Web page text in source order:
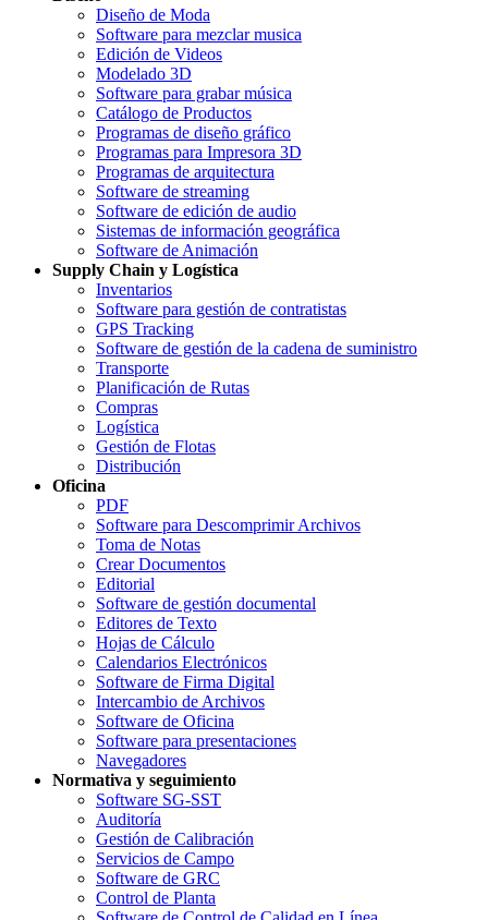
Diseño de Moda
Software para mezclar musica
Edición de Videos
Modelado 3D
Software para grabar música
Catálogo de Productos
Programas de diseño gráfico
Programas para Impresora 3D
Programas de arquitectura
Software de streaming
Software de edición de audio
Sistemas de información geográfica
Software de Animación
Supply Chain y Logística
Inventarios
Software para gestión de contratistas
GPS Tracking
Software de gestión de la cadena de suministro
Transporte
Planificación de Rutas
Compras
Logística
Gestión de Flotas
Distribución
Oficina
PDF
Software para Descomprimir Archivos
Toma de Notas
Crear Documentos
Editorial
Software de gestión documental
Editores de Texto
Hojas de Cálculo
Calendarios Electrónicos
Software de Firma Digital
Intercambio de Archivos
Software de Oficina
Software para presentaciones
Navegadores
Normativa y seguimiento
Software SG-SST
Auditoría
Gestión de Calibración
Servicios de Campo
Software de GRC
Control de Planta